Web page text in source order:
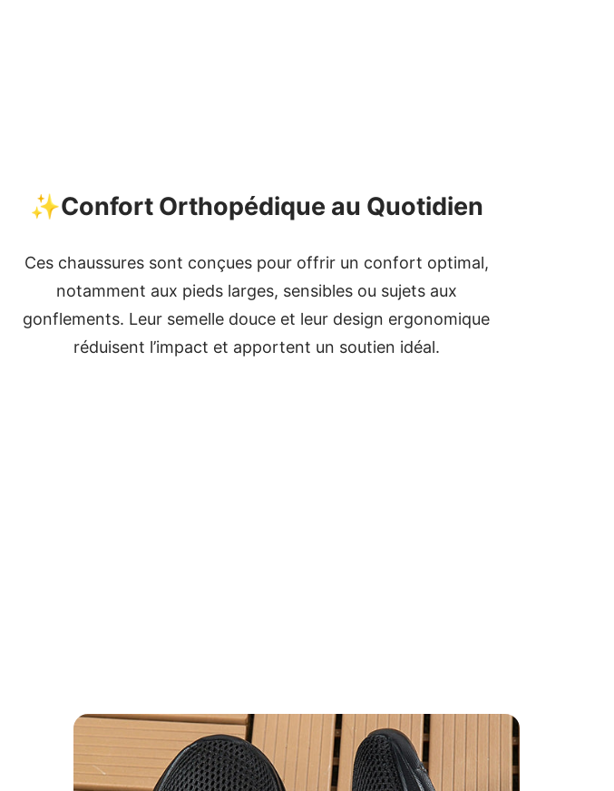
✨Confort Orthopédique au Quotidien
Ces chaussures sont conçues pour offrir un confort optimal,
notamment aux pieds larges, sensibles ou sujets aux
gonflements. Leur semelle douce et leur design ergonomique
réduisent l’impact et apportent un soutien idéal.